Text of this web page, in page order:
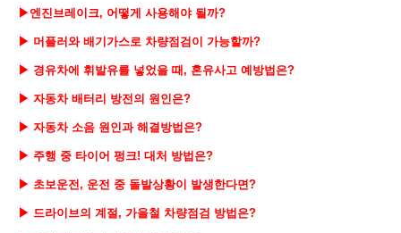
▶엔진브레이크, 어떻게 사용해야 될까?
▶ 머플러와 배기가스로 차량점검이 가능할까?
▶ 경유차에 휘발유를 넣었을 때, 혼유사고 예방법은?
▶ 자동차 배터리 방전의 원인은?
▶ 자동차 소음 원인과 해결방법은?
▶ 주행 중 타이어 펑크! 대처 방법은?
▶ 초보운전, 운전 중 돌발상황이 발생한다면?
▶ 드라이브의 계절, 가을철 차량점검 방법은?